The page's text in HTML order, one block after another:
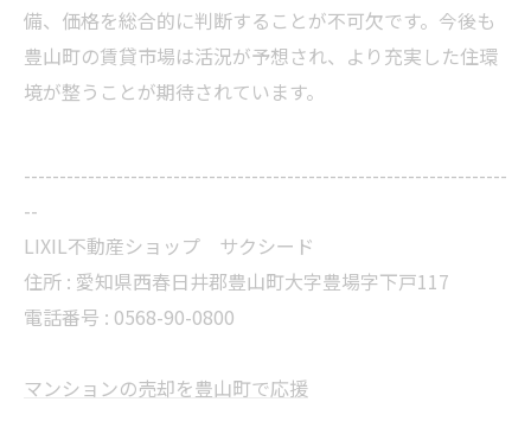
備、価格を総合的に判断することが不可欠です。今後も
豊山町の賃貸市場は活況が予想され、より充実した住環
境が整うことが期待されています。
--------------------------------------------------------------------
--
LIXIL不動産ショップ サクシード
住所 : 愛知県西春日井郡豊山町大字豊場字下戸117
電話番号 : 0568-90-0800
マンションの売却を豊山町で応援